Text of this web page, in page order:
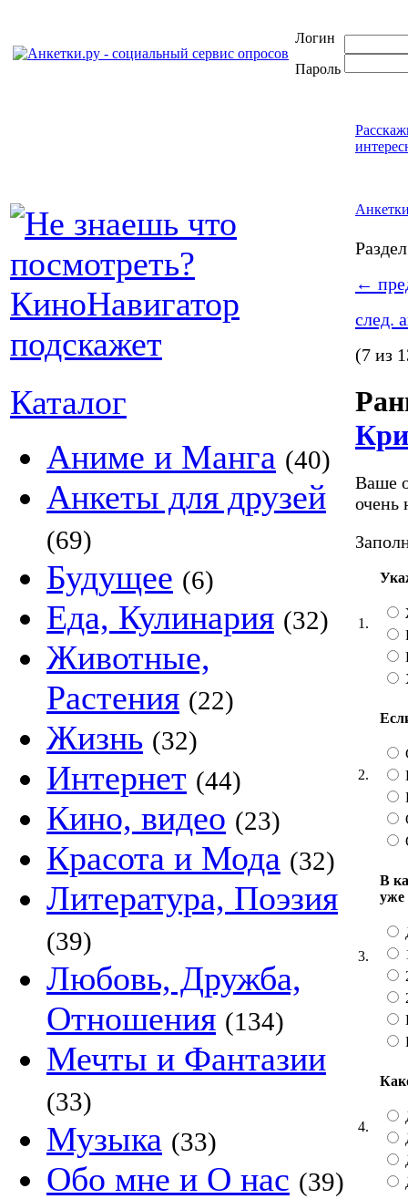
Логин
Пароль
Каталог
Аниме и Манга (40)
Анкеты для друзей
(69)
Будущее (6)
Еда, Кулинария (32)
Животные,
Растения (22)
Жизнь (32)
Интернет (44)
Кино, видео (23)
Красота и Мода (32)
Литература, Поэзия
(39)
Любовь, Дружба,
Отношения (134)
Мечты и Фантазии
(33)
Музыка (33)
Обо мне и О нас (39)
←
след.
(7 из
Ваше
очень
1.
2.
3.
В
уже
4.